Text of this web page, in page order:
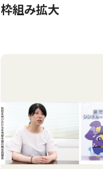
枠組み拡大